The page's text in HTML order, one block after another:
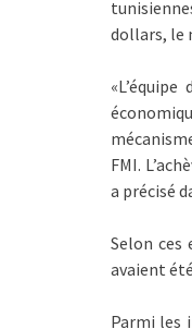
dollars, le
FMI.
a précisé
Selon ces
avaient
Parmi les